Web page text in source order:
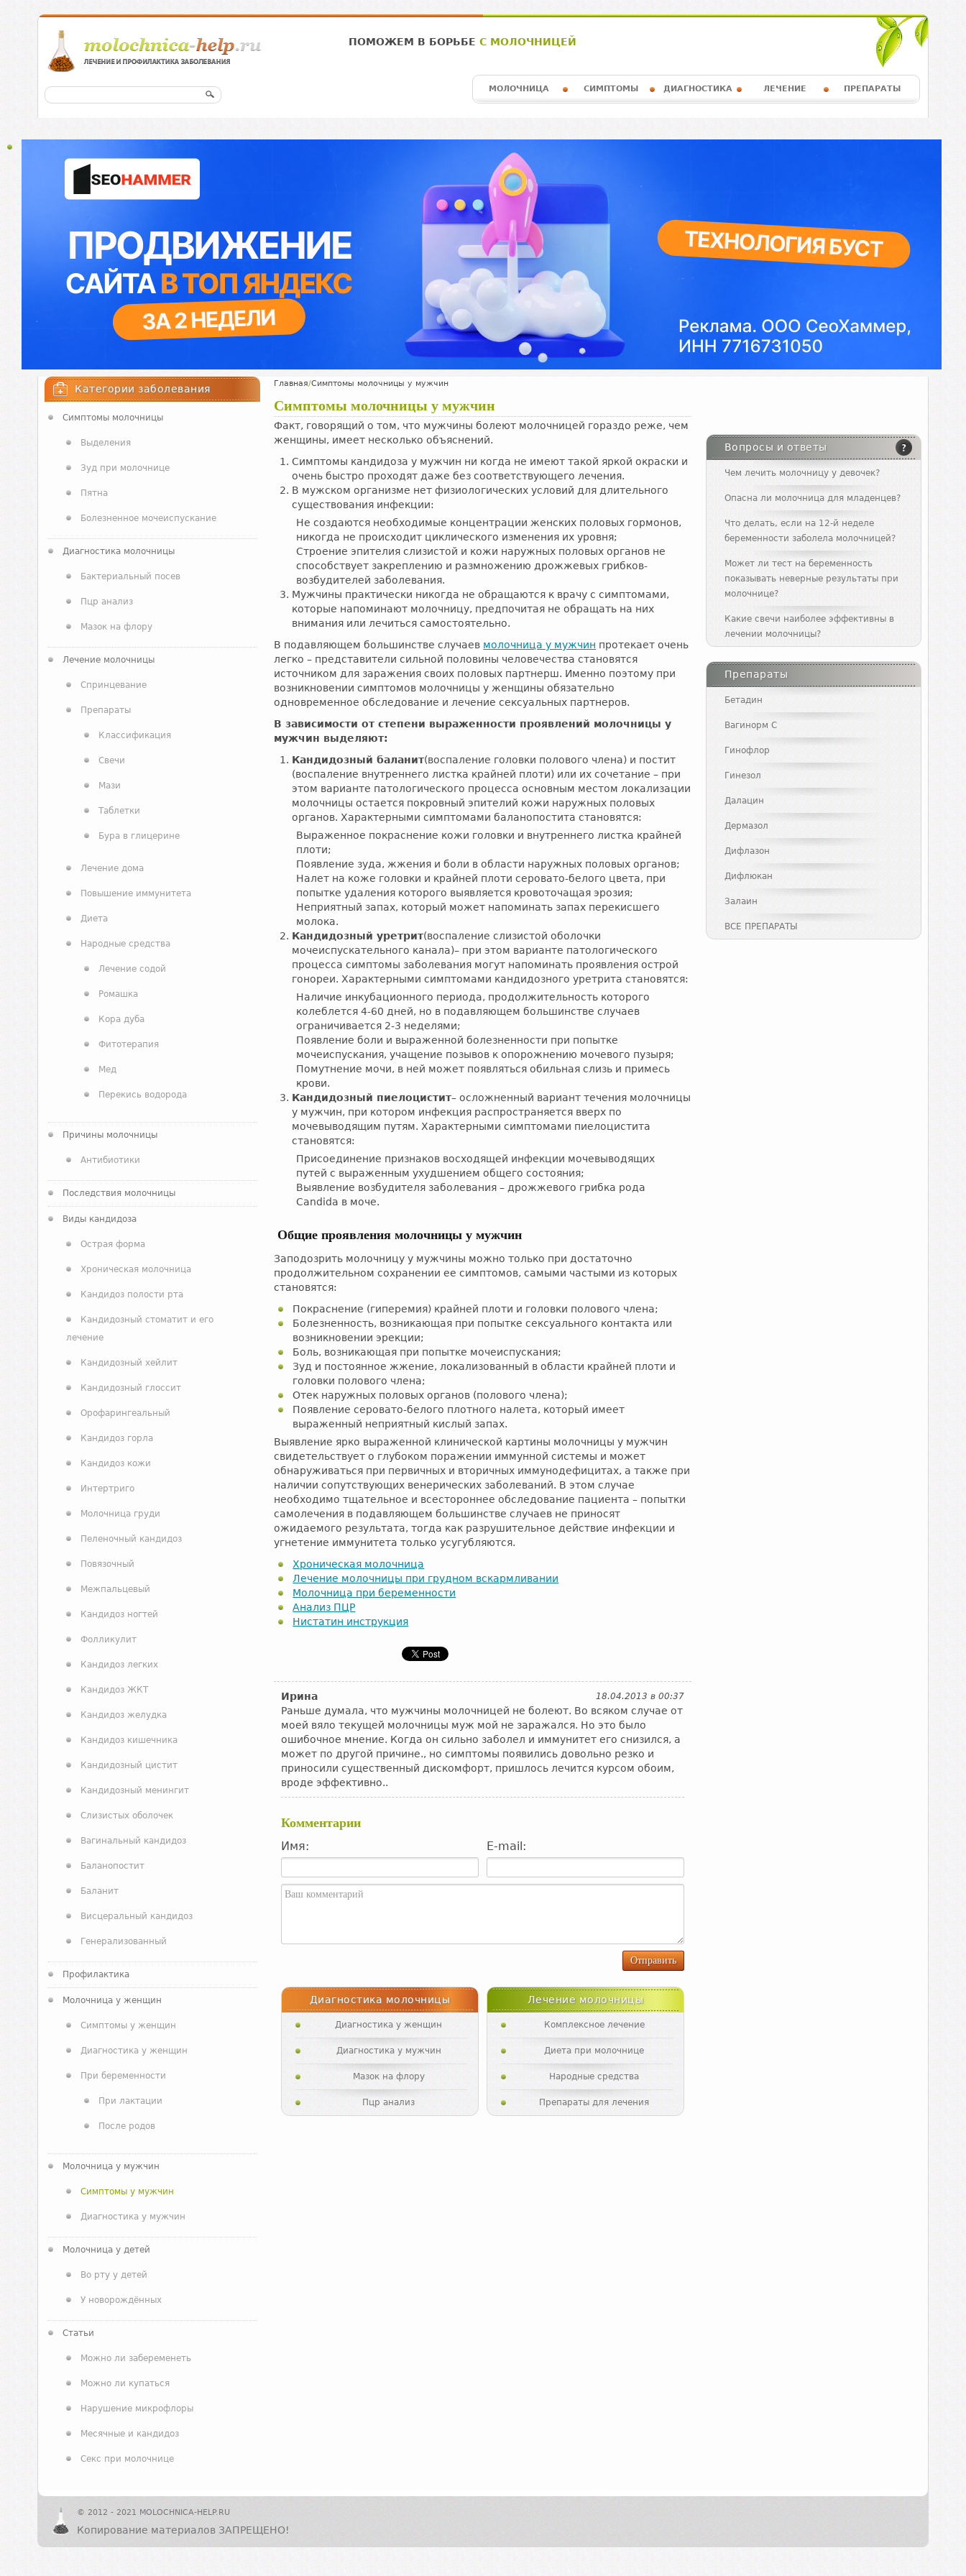
ПОМОЖЕМ В БОРЬБЕС МОЛОЧНИЦЕЙ
МОЛОЧНИЦА СИМПТОМЫ ДИАГНОСТИКА ЛЕЧЕНИЕ ПРЕПАРАТЫ
Категории заболевания
Симптомы молочницы
Выделения
Зуд при молочнице
Пятна
Болезненное мочеиспускание
Диагностика молочницы
Бактериальный посев
Пцр анализ
Мазок на флору
Лечение молочницы
Спринцевание
Препараты
Классификация
Свечи
Мази
Таблетки
Бура в глицерине
Лечение дома
Повышение иммунитета
Диета
Народные средства
Лечение содой
Ромашка
Кора дуба
Фитотерапия
Мед
Перекись водорода
Причины молочницы
Антибиотики
Последствия молочницы
Виды кандидоза
Острая форма
Хроническая молочница
Кандидоз полости рта
Кандидозный стоматит и его
лечение
Кандидозный хейлит
Кандидозный глоссит
Орофарингеальный
Кандидоз горла
Кандидоз кожи
Интертриго
Молочница груди
Пеленочный кандидоз
Повязочный
Межпальцевый
Кандидоз ногтей
Фолликулит
Кандидоз легких
Кандидоз ЖКТ
Кандидоз желудка
Кандидоз кишечника
Кандидозный цистит
Кандидозный менингит
Слизистых оболочек
Вагинальный кандидоз
Баланопостит
Баланит
Висцеральный кандидоз
Генерализованный
Профилактика
Молочница у женщин
Симптомы у женщин
Диагностика у женщин
При беременности
При лактации
После родов
Молочница у мужчин
Симптомы у мужчин
Диагностика у мужчин
Молочница у детей
Во рту у детей
У новорождённых
Статьи
Можно ли забеременеть
Можно ли купаться
Нарушение микрофлоры
Месячные и кандидоз
Секс при молочнице
Главная/Симптомы молочницы у мужчин
Симптомы молочницы у мужчин
Факт, говорящий о том, что мужчины болеют молочницей гораздо реже, чем
женщины, имеет несколько объяснений.
Симптомы кандидоза у мужчин ни когда не имеют такой яркой окраски и
очень быстро проходят даже без соответствующего лечения.
В мужском организме нет физиологических условий для длительного
существования инфекции:
Не создаются необходимые концентрации женских половых гормонов,
никогда не происходит циклического изменения их уровня;
Строение эпителия слизистой и кожи наружных половых органов не
способствует закреплению и размножению дрожжевых грибков-
возбудителей заболевания.
Мужчины практически никогда не обращаются к врачу с симптомами,
которые напоминают молочницу, предпочитая не обращать на них
внимания или лечиться самостоятельно.
В подавляющем большинстве случаев молочница у мужчин протекает очень
легко – представители сильной половины человечества становятся
источником для заражения своих половых партнерш. Именно поэтому при
возникновении симптомов молочницы у женщины обязательно
одновременное обследование и лечение сексуальных партнеров.
В зависимости от степени выраженности проявлений молочницы у
мужчин выделяют:
Кандидозный баланит(воспаление головки полового члена) и постит
(воспаление внутреннего листка крайней плоти) или их сочетание – при
этом варианте патологического процесса основным местом локализации
молочницы остается покровный эпителий кожи наружных половых
органов. Характерными симптомами баланопостита становятся:
Выраженное покраснение кожи головки и внутреннего листка крайней
плоти;
Появление зуда, жжения и боли в области наружных половых органов;
Налет на коже головки и крайней плоти серовато-белого цвета, при
попытке удаления которого выявляется кровоточащая эрозия;
Неприятный запах, который может напоминать запах перекисшего
молока.
Кандидозный уретрит(воспаление слизистой оболочки
мочеиспускательного канала)– при этом варианте патологического
процесса симптомы заболевания могут напоминать проявления острой
гонореи. Характерными симптомами кандидозного уретрита становятся:
Наличие инкубационного периода, продолжительность которого
колеблется 4-60 дней, но в подавляющем большинстве случаев
ограничивается 2-3 неделями;
Появление боли и выраженной болезненности при попытке
мочеиспускания, учащение позывов к опорожнению мочевого пузыря;
Помутнение мочи, в ней может появляться обильная слизь и примесь
крови.
Кандидозный пиелоцистит– осложненный вариант течения молочницы
у мужчин, при котором инфекция распространяется вверх по
мочевыводящим путям. Характерными симптомами пиелоцистита
становятся:
Присоединение признаков восходящей инфекции мочевыводящих
путей с выраженным ухудшением общего состояния;
Выявление возбудителя заболевания – дрожжевого грибка рода
Сandida в моче.
Общие проявления молочницы у мужчин
Заподозрить молочницу у мужчины можно только при достаточно
продолжительном сохранении ее симптомов, самыми частыми из которых
становятся:
Покраснение (гиперемия) крайней плоти и головки полового члена;
Болезненность, возникающая при попытке сексуального контакта или
возникновении эрекции;
Боль, возникающая при попытке мочеиспускания;
Зуд и постоянное жжение, локализованный в области крайней плоти и
головки полового члена;
Отек наружных половых органов (полового члена);
Появление серовато-белого плотного налета, который имеет
выраженный неприятный кислый запах.
Выявление ярко выраженной клинической картины молочницы у мужчин
свидетельствует о глубоком поражении иммунной системы и может
обнаруживаться при первичных и вторичных иммунодефицитах, а также при
наличии сопутствующих венерических заболеваний. В этом случае
необходимо тщательное и всестороннее обследование пациента – попытки
самолечения в подавляющем большинстве случаев не приносят
ожидаемого результата, тогда как разрушительное действие инфекции и
угнетение иммунитета только усугубляются.
Хроническая молочница
Лечение молочницы при грудном вскармливании
Молочница при беременности
Анализ ПЦР
Нистатин инструкция
Ирина 18.04.2013 в 00:37
Раньше думала, что мужчины молочницей не болеют. Во всяком случае от
моей вяло текущей молочницы муж мой не заражался. Но это было
ошибочное мнение. Когда он сильно заболел и иммунитет его снизился, а
может по другой причине., но симптомы появились довольно резко и
приносили существенный дискомфорт, пришлось лечится курсом обоим,
вроде эффективно..
Комментарии
Имя: E-mail:
Диагностика молочницы
Диагностика у женщин
Диагностика у мужчин
Мазок на флору
Пцр анализ
Лечение молочницы
Комплексное лечение
Диета при молочнице
Народные средства
Препараты для лечения
Вопросы и ответы
Чем лечить молочницу у девочек?
Опасна ли молочница для младенцев?
Что делать, если на 12-й неделе
беременности заболела молочницей?
Может ли тест на беременность
показывать неверные результаты при
молочнице?
Какие свечи наиболее эффективны в
лечении молочницы?
Препараты
Бетадин
Вагинорм С
Гинофлор
Гинезол
Далацин
Дермазол
Дифлазон
Дифлюкан
Залаин
ВСЕ ПРЕПАРАТЫ
© 2012 - 2021 MOLOCHNICA-HELP.RU
Копирование материалов ЗАПРЕЩЕНО!